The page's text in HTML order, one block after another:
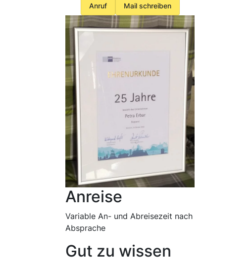
Anruf Mail schreiben
Anreise
Variable An- und Abreisezeit nach
Absprache
Gut zu wissen